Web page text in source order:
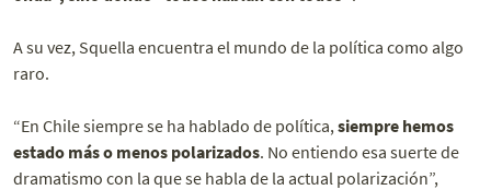
A su vez, Squella encuentra el mundo de la política como algo
raro.
“En Chile siempre se ha hablado de política, siempre hemos
estado más o menos polarizados. No entiendo esa suerte de
dramatismo con la que se habla de la actual polarización”,